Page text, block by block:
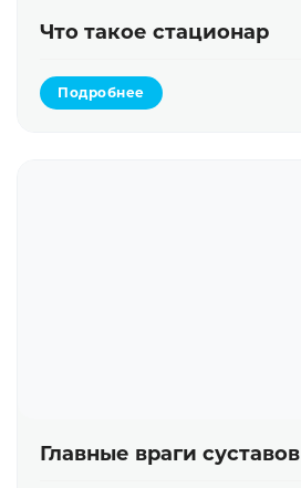
Что такое стационар
Подробнее
Главные враги суставов